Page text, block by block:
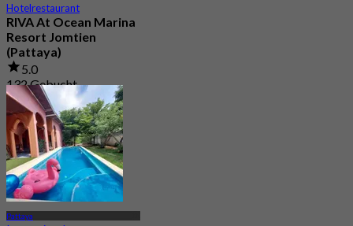
Hotelrestaurant
RIVA At Ocean Marina
Resort Jomtien
(Pattaya)
5.0
132 Gebucht
Aus฿ 625
Pattaya